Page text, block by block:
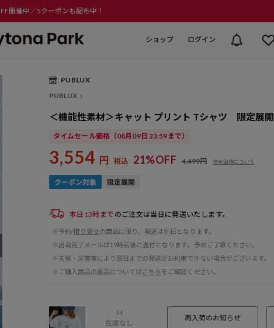
開催中／5クーポンも配布中！
ショップ ログイン
PUBLUX
PUBLUX
＜機能性素材＞キャット プリント Tシャツ 限定展開
タイムセール価格（08月09日 23:59まで）
3,554 円 税込 21%OFF 4,499円 参考価格について
本日13時まで のご注文は当日に発送いたします。
※予約/取り寄せの商品に限り、発送は別日となります。
※出荷完了メールは19時前後に送付となります。予めご了承ください。
※天候・災害等により翌日までの発送がお約束できない場合がございます。
※ご購入商品の返品については こちら をご確認ください。
M
在庫なし
再入荷のお知らせ